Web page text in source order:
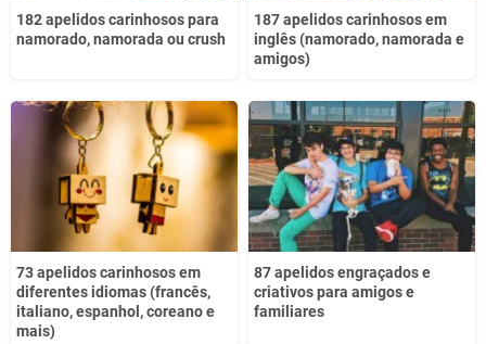
182 apelidos carinhosos para
namorado, namorada ou crush
187 apelidos carinhosos em
inglês (namorado, namorada e
amigos)
73 apelidos carinhosos em
diferentes idiomas (francês,
italiano, espanhol, coreano e
mais)
87 apelidos engraçados e
criativos para amigos e
familiares